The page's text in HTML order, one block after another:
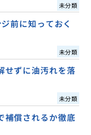
未分類
前に知っておく
未分類
せずに油汚れを落
未分類
補償されるか徹底